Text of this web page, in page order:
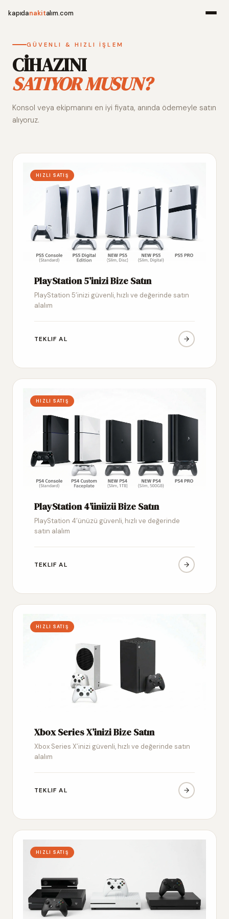
kapıdanakitalım.com
Alım
GÜVENLI & HIZLI İŞLEM
CİHAZINI
SATIYOR MUSUN?
Konsol veya ekipmanını en iyi fiyata, anında ödemeyle satın
alıyoruz.
HIZLI SATIŞ
PlayStation 5’inizi Bize Satın
PlayStation 5’inizi güvenli, hızlı ve değerinde satın
alalım
TEKLIF AL
HIZLI SATIŞ
PlayStation 4’ünüzü Bize Satın
PlayStation 4’ünüzü güvenli, hızlı ve değerinde
satın alalım
TEKLIF AL
HIZLI SATIŞ
Xbox Series X’inizi Bize Satın
Xbox Series X’inizi güvenli, hızlı ve değerinde satın
alalım
TEKLIF AL
HIZLI SATIŞ